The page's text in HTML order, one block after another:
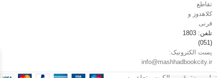
تقاطع
کلاهدوز و
قرنی
تلفن: 1803
(051)
پست الکترونیک:
info@mashhadbookcity.ir